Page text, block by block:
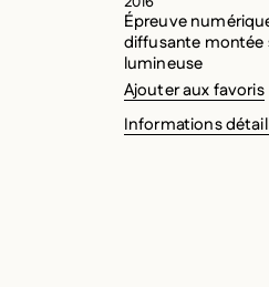
Épreuve
diffusante montée
lumineuse
Vous
Fermer
Ouvrir
Ajouter aux favoris
Informations